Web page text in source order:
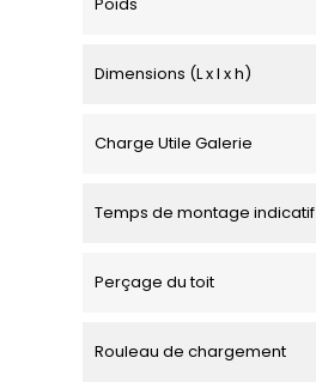
Dimensions (L x l x h)
Charge Utile Galerie
Temps de montage indicatif
Perçage du toit
Rouleau de chargement